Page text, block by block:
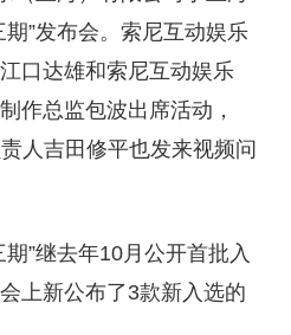
”发布会。索尼互动娱乐
口达雄和索尼互动娱乐
作总监包波出席活动，
人吉田修平也发来视频问
”继去年10月公开首批入
上新公布了3款新入选的